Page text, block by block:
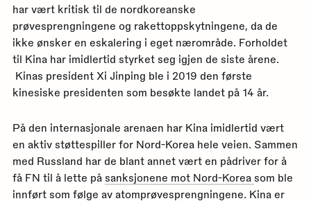
har vært kritisk til de nordkoreanske
prøvesprengningene og rakettoppskytningene, da de
ikke ønsker en eskalering i eget nærområde. Forholdet
til Kina har imidlertid styrket seg igjen de siste årene.
Kinas president Xi Jinping ble i 2019 den første
kinesiske presidenten som besøkte landet på 14 år.
På den internasjonale arenaen har Kina imidlertid vært
en aktiv støttespiller for Nord-Korea hele veien. Sammen
med Russland har de blant annet vært en pådriver for å
få FN til å lette på sanksjonene mot Nord-Korea som ble
innført som følge av atomprøvesprengningene. Kina er